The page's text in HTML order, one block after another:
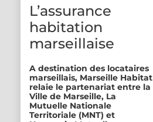
L’assurance
habitation
marseillaise
A destination des locataires
marseillais, Marseille Habitat
relaie le partenariat entre la
Ville de Marseille, La
Mutuelle Nationale
Territoriale (MNT) et